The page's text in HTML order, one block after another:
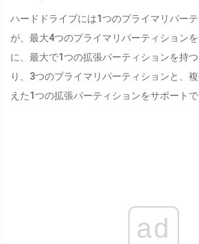
ハードドライブには1つのプライマリパー
が、最大4つのプライマリパーティション
に、最大で1つの拡張パーティションを持
り、3つのプライマリパーティションと、
えた1つの拡張パーティションをサポートで
ad